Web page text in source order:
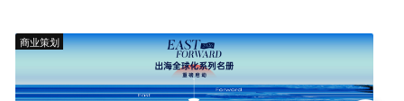
商业策划